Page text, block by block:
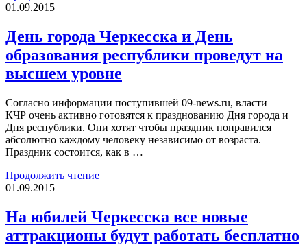
01.09.2015
День города Черкесска и День
образования республики проведут на
высшем уровне
Согласно информации поступившей 09-news.ru, власти
КЧР очень активно готовятся к празднованию Дня города и
Дня республики. Они хотят чтобы праздник понравился
абсолютно каждому человеку независимо от возраста.
Праздник состоится, как в …
Продолжить чтение
01.09.2015
На юбилей Черкесска все новые
аттракционы будут работать бесплатно